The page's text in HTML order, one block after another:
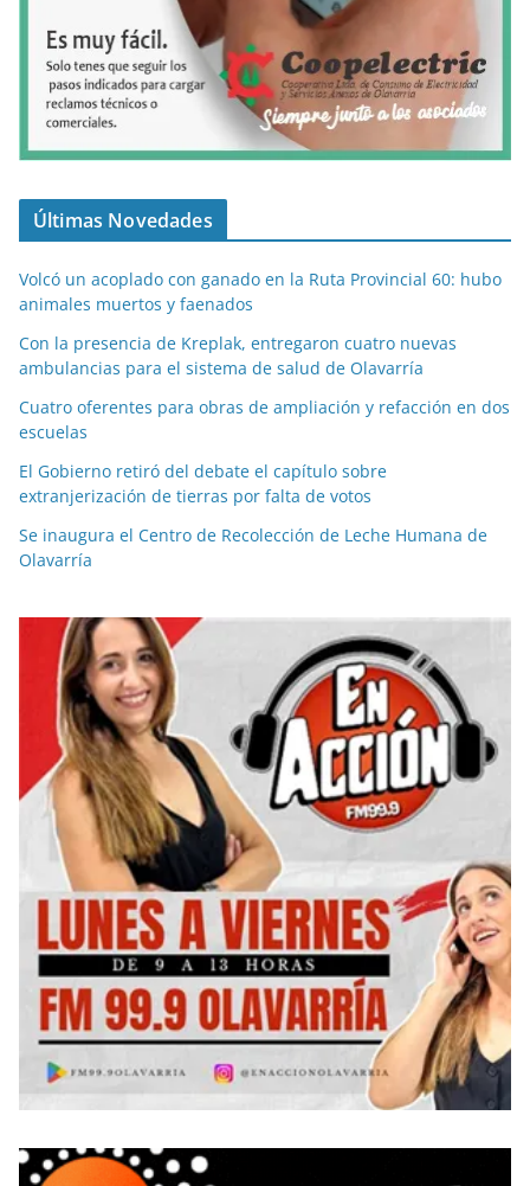
Últimas Novedades
Volcó un acoplado con ganado en la Ruta Provincial 60: hubo
animales muertos y faenados
Con la presencia de Kreplak, entregaron cuatro nuevas
ambulancias para el sistema de salud de Olavarría
Cuatro oferentes para obras de ampliación y refacción en dos
escuelas
El Gobierno retiró del debate el capítulo sobre
extranjerización de tierras por falta de votos
Se inaugura el Centro de Recolección de Leche Humana de
Olavarría